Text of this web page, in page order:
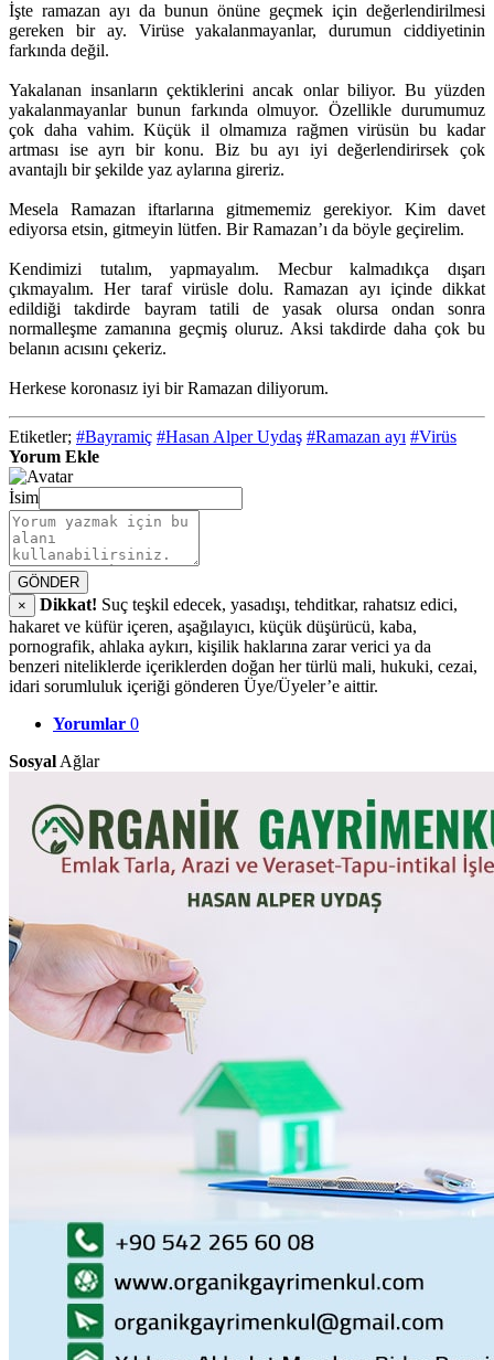
İşte ramazan ayı da bunun önüne geçmek için değerlendirilmesi
gereken bir ay. Virüse yakalanmayanlar, durumun ciddiyetinin
farkında değil.
Yakalanan insanların çektiklerini ancak onlar biliyor. Bu yüzden
yakalanmayanlar bunun farkında olmuyor. Özellikle durumumuz
çok daha vahim. Küçük il olmamıza rağmen virüsün bu kadar
artması ise ayrı bir konu. Biz bu ayı iyi değerlendirirsek çok
avantajlı bir şekilde yaz aylarına gireriz.
Mesela Ramazan iftarlarına gitmememiz gerekiyor. Kim davet
ediyorsa etsin, gitmeyin lütfen. Bir Ramazan’ı da böyle geçirelim.
Kendimizi tutalım, yapmayalım. Mecbur kalmadıkça dışarı
çıkmayalım. Her taraf virüsle dolu. Ramazan ayı içinde dikkat
edildiği takdirde bayram tatili de yasak olursa ondan sonra
normalleşme zamanına geçmiş oluruz. Aksi takdirde daha çok bu
belanın acısını çekeriz.
Herkese koronasız iyi bir Ramazan diliyorum.
Etiketler; #Bayramiç #Hasan Alper Uydaş #Ramazan ayı #Virüs
Yorum Ekle
İsim
GÖNDER
×
Dikkat! Suç teşkil edecek, yasadışı, tehditkar, rahatsız edici,
hakaret ve küfür içeren, aşağılayıcı, küçük düşürücü, kaba,
pornografik, ahlaka aykırı, kişilik haklarına zarar verici ya da
benzeri niteliklerde içeriklerden doğan her türlü mali, hukuki, cezai,
idari sorumluluk içeriği gönderen Üye/Üyeler’e aittir.
Yorumlar 0
Sosyal Ağlar